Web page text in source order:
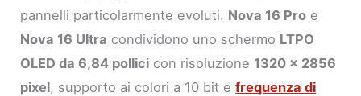
pannelli particolarmente evoluti. Nova 16 Pro e
Nova 16 Ultra condividono uno schermo LTPO
OLED da 6,84 pollici con risoluzione 1320 x 2856
pixel, supporto ai colori a 10 bit efrequenza di